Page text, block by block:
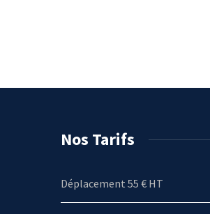
Nos Tarifs
Déplacement 55 € HT